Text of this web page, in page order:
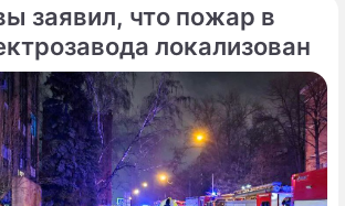
редакции) депутат направил
года председателю СК РФ
В письме Кирьянов
число несчастных случаев в
расти.
заявил, что пожар в
локализован